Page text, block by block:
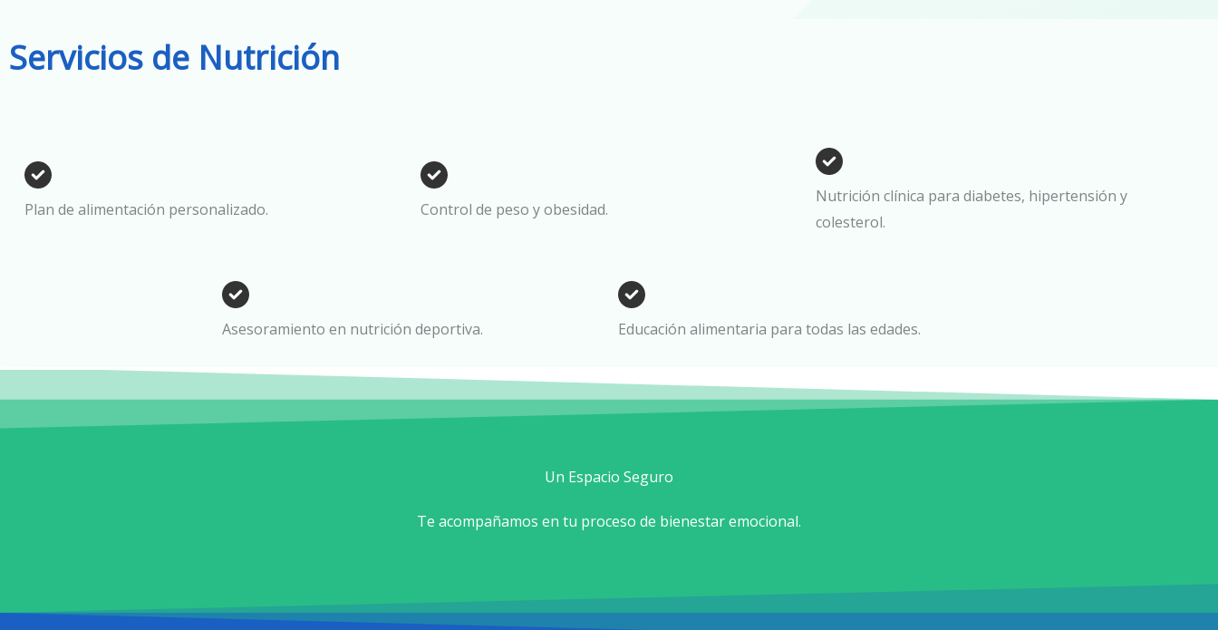
Servicios de Nutrición
Plan de alimentación personalizado. Control de peso y obesidad.
Nutrición clínica para diabetes, hipertensión y
colesterol.
Asesoramiento en nutrición deportiva. Educación alimentaria para todas las edades.
Un Espacio Seguro
Te acompañamos en tu proceso de bienestar emocional.